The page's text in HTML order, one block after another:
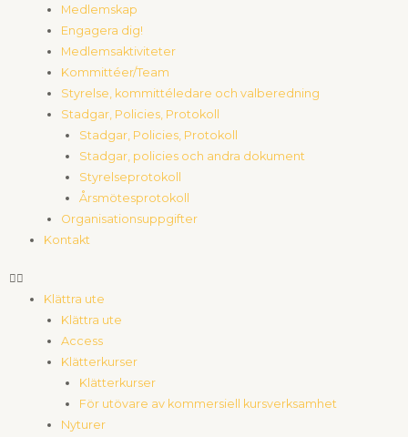
Medlemskap
Engagera dig!
Medlemsaktiviteter
Kommittéer/Team
Styrelse, kommittéledare och valberedning
Stadgar, Policies, Protokoll
Stadgar, Policies, Protokoll
Stadgar, policies och andra dokument
Styrelseprotokoll
Årsmötesprotokoll
Organisationsuppgifter
Kontakt
Klättra ute
Klättra ute
Access
Klätterkurser
Klätterkurser
För utövare av kommersiell kursverksamhet
Nyturer